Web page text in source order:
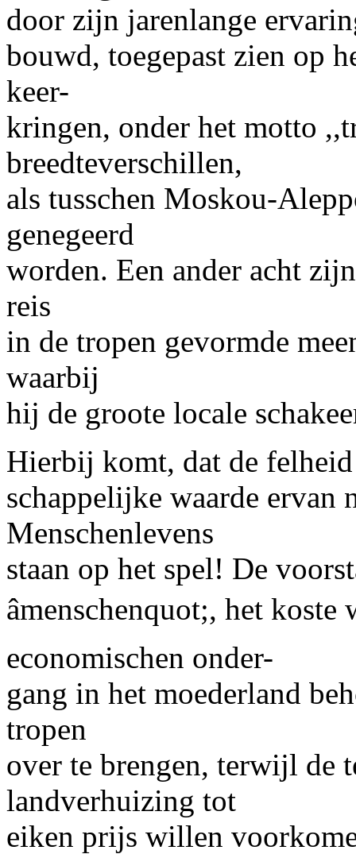
door zijn jarenlange
bouwd, toegepast zien op
keer-
kringen, onder het motto
breedteverschillen,
als tusschen Moskou-
genegeerd
worden. Een ander acht
reis
in de tropen gevormde
waarbij
hij de groote locale
Hierbij komt, dat de
schappelijke waarde ervan
Menschenlevens
staan op het spel! De
âmenschenquot;, het
economischen onder-
gang in het moederland
tropen
over te brengen, terwijl de
landverhuizing tot
eiken prijs willen